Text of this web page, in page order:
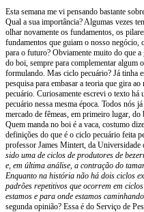
Esta semana me vi pensando bastante
Qual a sua importância? Algumas vezes
olhar novamente os fundamentos, os
fundamentos que guiam o nosso negócio,
para o futuro? Obviamente muito do que a
do boi, sempre para complementar algum
formulando. Mas ciclo pecuário? Já tinha
pesquisa para embasar a teoria que gira
pecuário. Curiosamente escrevi o texto
pecuário nessa mesma época. Todos nós
mercado de fêmeas, em primeiro lugar,
Quem manda no boi é a vaca, costumo
definições do que é o ciclo pecuário feita
professor James Mintert, da
sido uma de ciclos de produtores de
e, em última análise, a contração do
Enquanto na história não há dois ciclos
padrões repetitivos que ocorrem em
estamos e para onde estamos
segunda opinião? Essa é do Serviço de